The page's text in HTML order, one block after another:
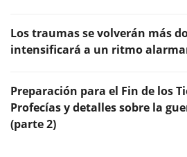
Los traumas se volverán más
intensificará a un ritmo
Preparación para el Fin de los
Profecías y detalles sobre la
(parte 2)